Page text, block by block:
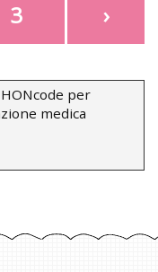
3 ›
per
medica